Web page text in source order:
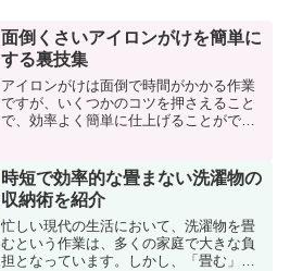
面倒くさいアイロンがけを簡単に
する裏技集
アイロンがけは面倒で時間がかかる作業
ですが、いくつかのコツを押さえること
で、効率よく簡単に仕上げることができ
用した時短テクニックを紹介します。面
倒くさいアイロンがけを楽...
時短で効率的な畳まない洗濯物の
収納術を紹介
忙しい現代の生活において、洗濯物を畳
むという作業は、多くの家庭で大きな負
担となっています。しかし、「畳む」と